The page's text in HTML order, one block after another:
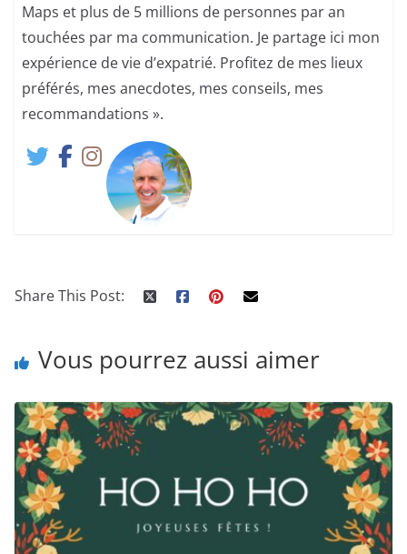
Maps et plus de 5 millions de personnes par an
touchées par ma communication. Je partage ici mon
expérience de vie d’expatrié. Profitez de mes lieux
préférés, mes anecdotes, mes conseils, mes
recommandations ».
Share This Post:
Vous pourrez aussi aimer